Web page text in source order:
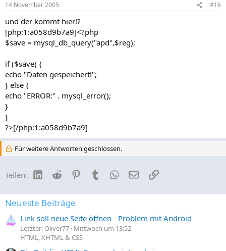
14 November 2005 #16
und der kommt hier!?
[php:1:a058d9b7a9]<?php
$save = mysql_db_query("apd",$reg);
if ($save) {
echo "Daten gespeichert!";
} else {
echo "ERROR:" . mysql_error();
}
}
?>[/php:1:a058d9b7a9]
Für weitere Antworten geschlossen.
Teilen: LinkedIn
Reddit PinterestTumblrWhatsApp
E-MailLink
Neueste Beiträge
Link soll neue Seite öffnen - Problem mit Android
Letzter: Oliver77 Mittwoch um 13:52
HTML, XHTML & CSS